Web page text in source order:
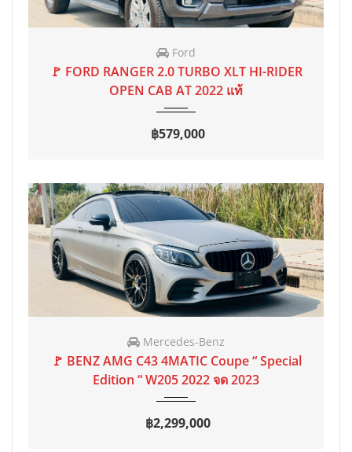
AT
Ford
🚩 FORD RANGER 2.0 TURBO XLT HI-RIDER
OPEN CAB AT 2022 แท้
฿579,000
2022 จด 2023 AT 50,000 mi
Mercedes-Benz
🚩 BENZ AMG C43 4MATIC Coupe “ Special
Edition “ W205 2022 จด 2023
฿2,299,000